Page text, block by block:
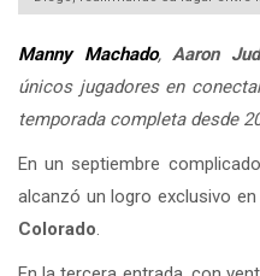
Manny Machado, Aaron
únicos jugadores en
temporada completa desde
En un septiembre
alcanzó un logro exclusivo
Colorado.